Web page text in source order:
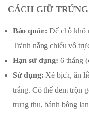
CÁCH GIỮ
Bảo quản: Để chỗ khô
Tránh nắng chiếu vô
Hạn sử dụng: 6 tháng
Sử dụng: Xé bịch, ăn
trắng. Có thể đem trộn
trung thu, bánh bông